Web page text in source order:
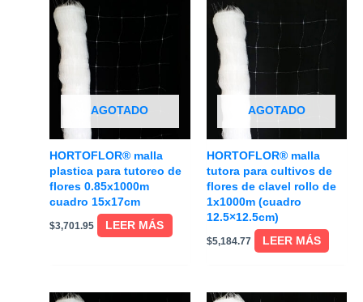
AGOTADO
HORTOFLOR® malla
plastica para tutoreo de
flores 0.85x1000m
cuadro 15x17cm
$3,701.95 LEER MÁS
AGOTADO
HORTOFLOR® malla
tutora para cultivos de
flores de clavel rollo de
1x1000m (cuadro
12.5×12.5cm)
$5,184.77 LEER MÁS